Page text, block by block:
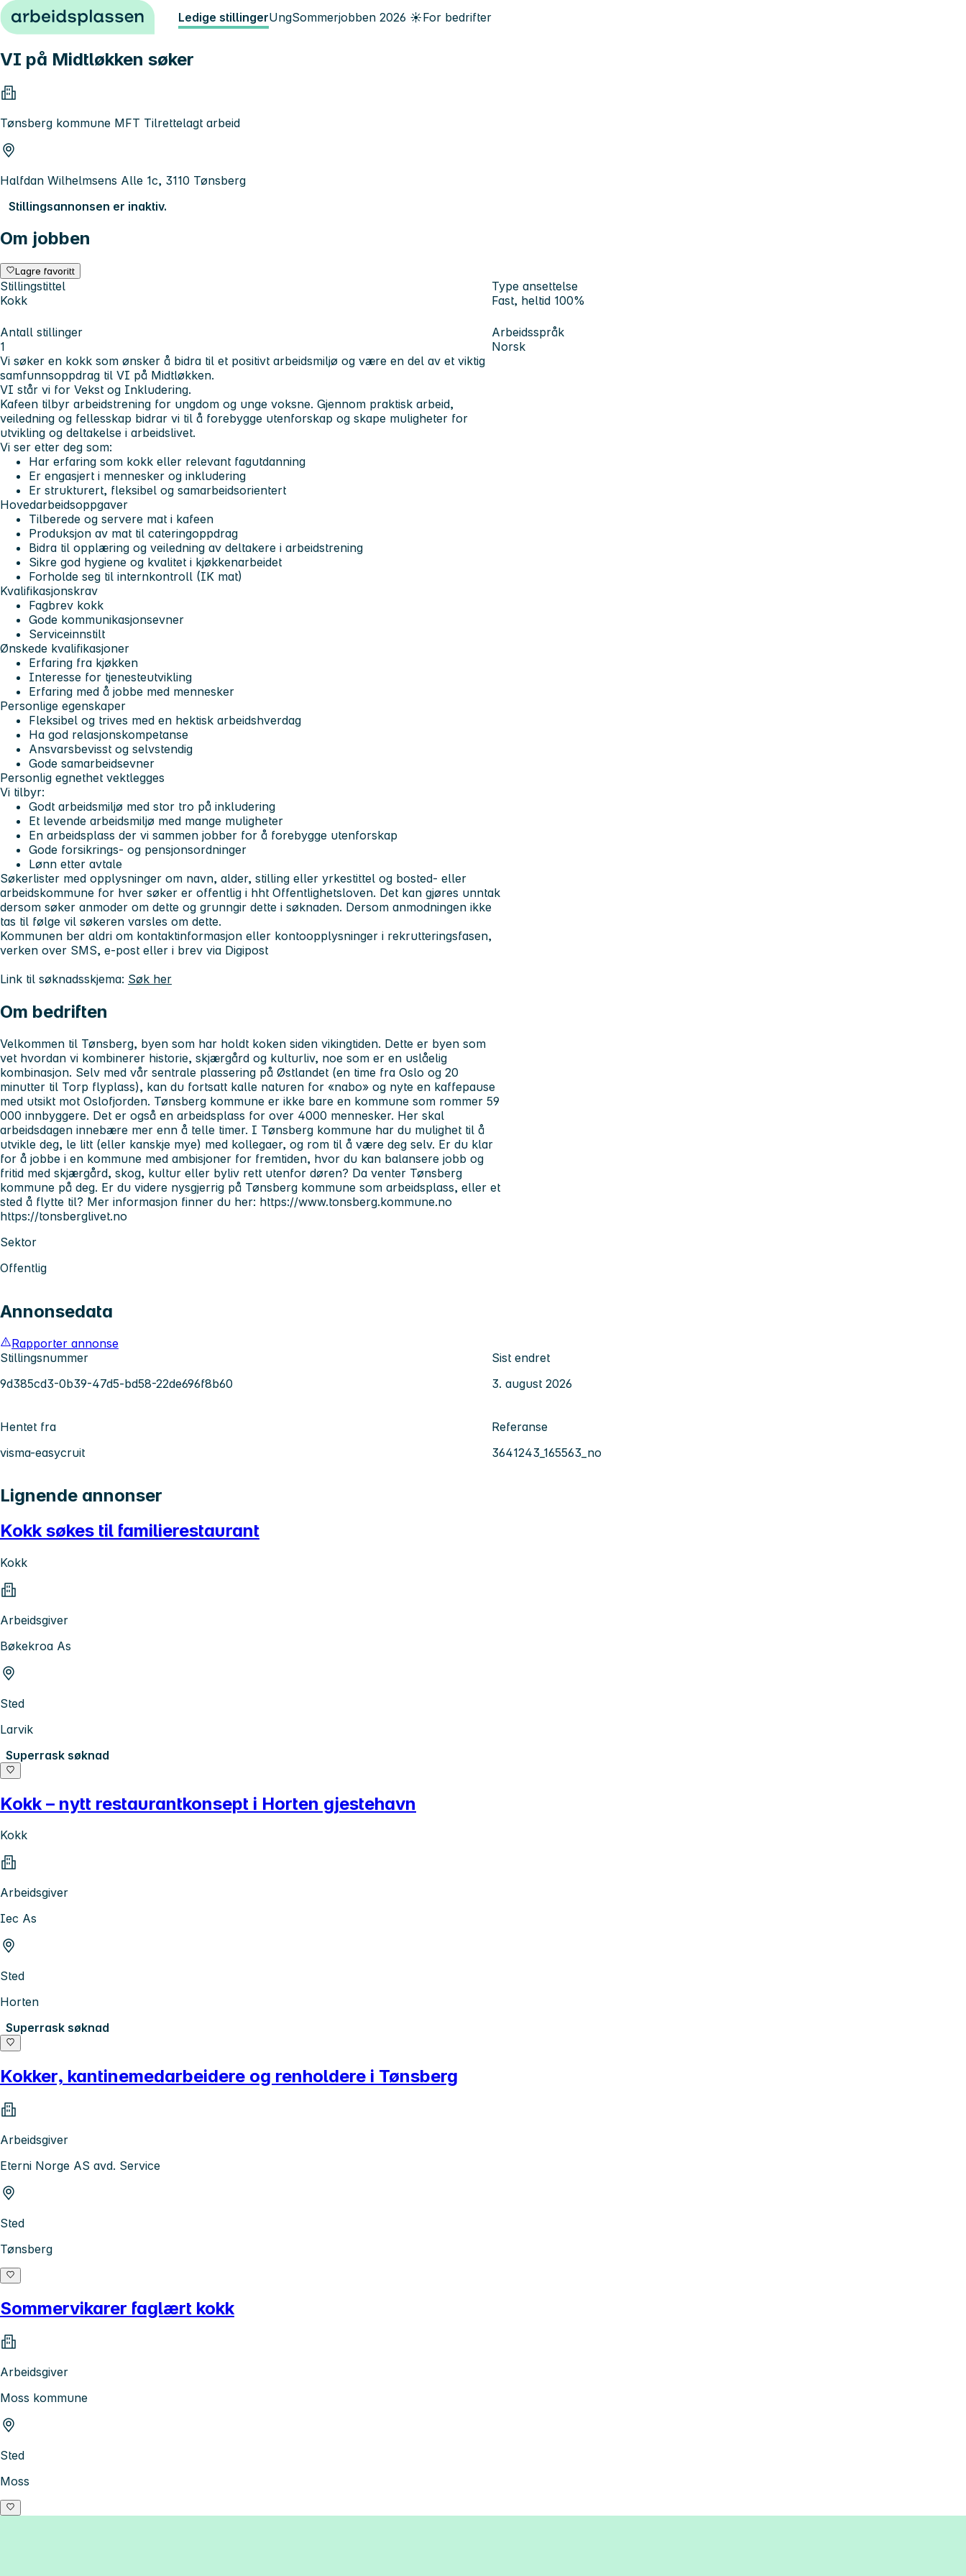
Hopp til innhold Ledige stillingerUngSommerjobben 2026 ☀️For bedrifter
VI på Midtløkken søker
Tønsberg kommune MFT Tilrettelagt arbeid
Halfdan Wilhelmsens Alle 1c, 3110 Tønsberg
Stillingsannonsen er inaktiv.
Om jobben
Lagre favoritt
Stillingstittel
Kokk
Type ansettelse
Fast, heltid 100%
Antall stillinger
1
Arbeidsspråk
Norsk
Vi søker en kokk som ønsker å bidra til et positivt arbeidsmiljø og være en del av et viktig
samfunnsoppdrag til VI på Midtløkken.
VI står vi for Vekst og Inkludering.
Kafeen tilbyr arbeidstrening for ungdom og unge voksne. Gjennom praktisk arbeid,
veiledning og fellesskap bidrar vi til å forebygge utenforskap og skape muligheter for
utvikling og deltakelse i arbeidslivet.
Vi ser etter deg som:
Har erfaring som kokk eller relevant fagutdanning
Er engasjert i mennesker og inkludering
Er strukturert, fleksibel og samarbeidsorientert
Hovedarbeidsoppgaver
Tilberede og servere mat i kafeen
Produksjon av mat til cateringoppdrag
Bidra til opplæring og veiledning av deltakere i arbeidstrening
Sikre god hygiene og kvalitet i kjøkkenarbeidet
Forholde seg til internkontroll (IK mat)
Kvalifikasjonskrav
Fagbrev kokk
Gode kommunikasjonsevner
Serviceinnstilt
Ønskede kvalifikasjoner
Erfaring fra kjøkken
Interesse for tjenesteutvikling
Erfaring med å jobbe med mennesker
Personlige egenskaper
Fleksibel og trives med en hektisk arbeidshverdag
Ha god relasjonskompetanse
Ansvarsbevisst og selvstendig
Gode samarbeidsevner
Personlig egnethet vektlegges
Vi tilbyr:
Godt arbeidsmiljø med stor tro på inkludering
Et levende arbeidsmiljø med mange muligheter
En arbeidsplass der vi sammen jobber for å forebygge utenforskap
Gode forsikrings- og pensjonsordninger
Lønn etter avtale
Søkerlister med opplysninger om navn, alder, stilling eller yrkestittel og bosted- eller
arbeidskommune for hver søker er offentlig i hht Offentlighetsloven. Det kan gjøres unntak
dersom søker anmoder om dette og grunngir dette i søknaden. Dersom anmodningen ikke
tas til følge vil søkeren varsles om dette.
Kommunen ber aldri om kontaktinformasjon eller kontoopplysninger i rekrutteringsfasen,
verken over SMS, e-post eller i brev via Digipost
Link til søknadsskjema: Søk her
Om bedriften
Velkommen til Tønsberg, byen som har holdt koken siden vikingtiden. Dette er byen som
vet hvordan vi kombinerer historie, skjærgård og kulturliv, noe som er en uslåelig
kombinasjon. Selv med vår sentrale plassering på Østlandet (en time fra Oslo og 20
minutter til Torp flyplass), kan du fortsatt kalle naturen for «nabo» og nyte en kaffepause
med utsikt mot Oslofjorden. Tønsberg kommune er ikke bare en kommune som rommer 59
000 innbyggere. Det er også en arbeidsplass for over 4000 mennesker. Her skal
arbeidsdagen innebære mer enn å telle timer. I Tønsberg kommune har du mulighet til å
utvikle deg, le litt (eller kanskje mye) med kollegaer, og rom til å være deg selv. Er du klar
for å jobbe i en kommune med ambisjoner for fremtiden, hvor du kan balansere jobb og
fritid med skjærgård, skog, kultur eller byliv rett utenfor døren? Da venter Tønsberg
kommune på deg. Er du videre nysgjerrig på Tønsberg kommune som arbeidsplass, eller et
sted å flytte til? Mer informasjon finner du her: https://www.tonsberg.kommune.no
https://tonsberglivet.no
Sektor
Offentlig
Annonsedata
Rapporter annonse
Stillingsnummer
9d385cd3-0b39-47d5-bd58-22de696f8b60
Sist endret
3. august 2026
Hentet fra
visma-easycruit
Referanse
3641243_165563_no
Lignende annonser
Kokk søkes til familierestaurant
Kokk
Arbeidsgiver
Bøkekroa As
Sted
Larvik
Superrask søknad
Kokk – nytt restaurantkonsept i Horten gjestehavn
Kokk
Arbeidsgiver
Iec As
Sted
Horten
Superrask søknad
Kokker, kantinemedarbeidere og renholdere i Tønsberg
Arbeidsgiver
Eterni Norge AS avd. Service
Sted
Tønsberg
Sommervikarer faglært kokk
Arbeidsgiver
Moss kommune
Sted
Moss